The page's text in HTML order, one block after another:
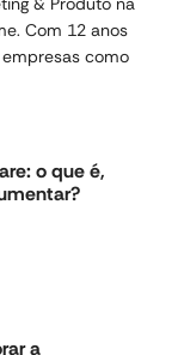
Com 12 anos
como
o que é,
a